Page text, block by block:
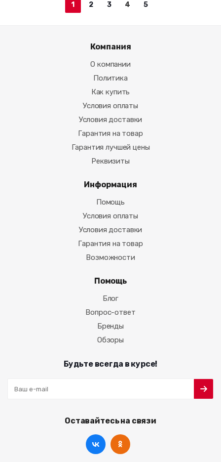
1 2 3 4 5
Компания
О компании
Политика
Как купить
Условия оплаты
Условия доставки
Гарантия на товар
Гарантия лучшей цены
Реквизиты
Информация
Помощь
Условия оплаты
Условия доставки
Гарантия на товар
Возможности
Помощь
Блог
Вопрос-ответ
Бренды
Обзоры
Будьте всегда в курсе!
Оставайтесь на связи